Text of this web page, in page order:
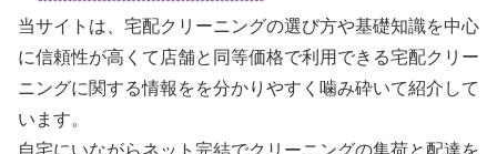
当サイトは、宅配クリーニングの選び方や基礎知識を中心
に信頼性が高くて店舗と同等価格で利用できる宅配クリー
ニングに関する情報をを分かりやすく噛み砕いて紹介して
います。
自宅にいながらネット完結でクリーニングの集荷と配達を